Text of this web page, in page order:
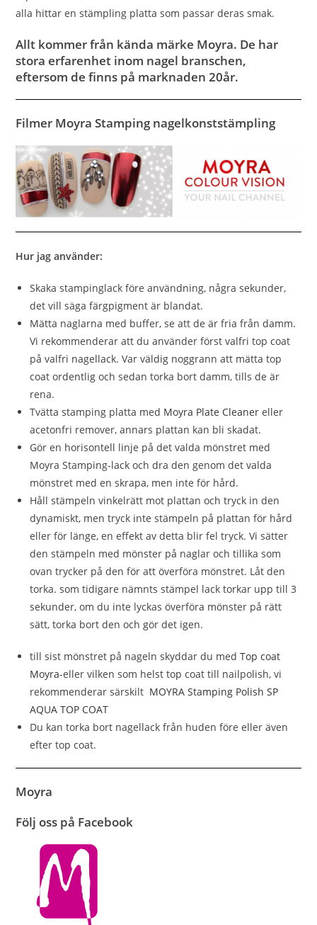
alla hittar en stämpling platta som passar deras smak.
Allt kommer från kända märke Moyra. De har
stora erfarenhet inom nagel branschen,
eftersom de finns på marknaden 20år.
Filmer Moyra Stamping nagelkonststämpling
Hur jag använder:
Skaka stampinglack före användning, några sekunder,
det vill säga färgpigment är blandat.
Mätta naglarna med buffer, se att de är fria från damm.
Vi rekommenderar att du använder först valfri top coat
på valfri nagellack. Var väldig noggrann att mätta top
coat ordentlig och sedan torka bort damm, tills de är
rena.
Tvätta stamping platta med Moyra Plate Cleaner eller
acetonfri remover, annars plattan kan bli skadat.
Gör en horisontell linje på det valda mönstret med
Moyra Stamping-lack och dra den genom det valda
mönstret med en skrapa, men inte för hård.
Håll stämpeln vinkelrätt mot plattan och tryck in den
dynamiskt, men tryck inte stämpeln på plattan för hård
eller för länge, en effekt av detta blir fel tryck. Vi sätter
den stämpeln med mönster på naglar och tillika som
ovan trycker på den för att överföra mönstret. Låt den
torka. som tidigare nämnts stämpel lack torkar upp till 3
sekunder, om du inte lyckas överföra mönster på rätt
sätt, torka bort den och gör det igen.
till sist mönstret på nageln skyddar du medTop coat
Moyra-eller vilken som helst top coat till nailpolish, vi
rekommenderar särskilt MOYRA Stamping Polish SP
AQUA TOP COAT
Du kan torka bort nagellack från huden före eller även
efter top coat.
Moyra
Följ oss på Facebook